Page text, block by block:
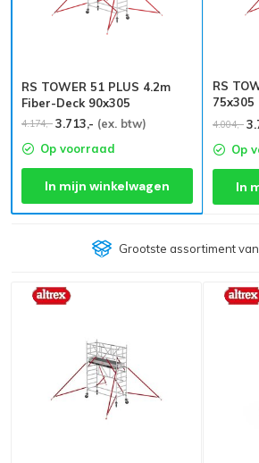
RS TOWER 51 PLUS 4.2m
Fiber-Deck 90x305
4.174,- 3.713,- (ex. btw)
Op voorraad
In mijn winkelwagen
RS
75x305
4.004,-
Op
In
Grootste assortiment van